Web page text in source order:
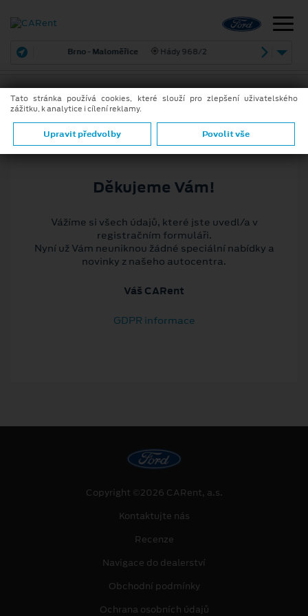
Brno - Maloměřice Hády 968/2
Děkujeme Vám!
Vážíme si všech údajů, které jste uvedl/a v
registračním formuláři.
Nyní už Vám neuniknou žádné speciální nabídky a
novinky z našeho autocentra.
Váš CARent
GDPR informace
Copyright ©2026 CARent, a.s.
Kontaktujte nás
Recenze
Navigace do dealerství
Obchodní podmínky
Ochrana osobních údajů
Tato stránka používá cookies, které slouží pro zlepšení uživatelského
zážitku, k analytice i cílení reklamy.
Upravit předvolby Povolit vše